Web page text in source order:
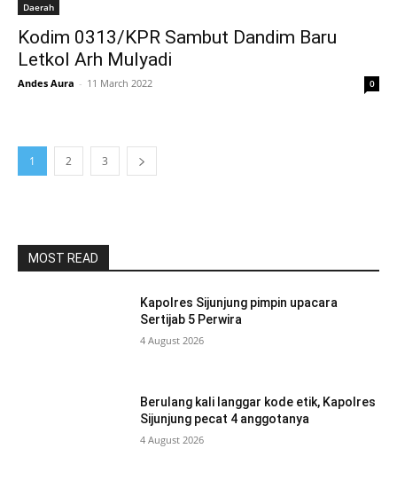
Daerah
Kodim 0313/KPR Sambut Dandim Baru
Letkol Arh Mulyadi
Andes Aura - 11 March 2022 0
1 2 3
MOST READ
Kapolres Sijunjung pimpin upacara
Sertijab 5 Perwira
4 August 2026
Berulang kali langgar kode etik, Kapolres
Sijunjung pecat 4 anggotanya
4 August 2026